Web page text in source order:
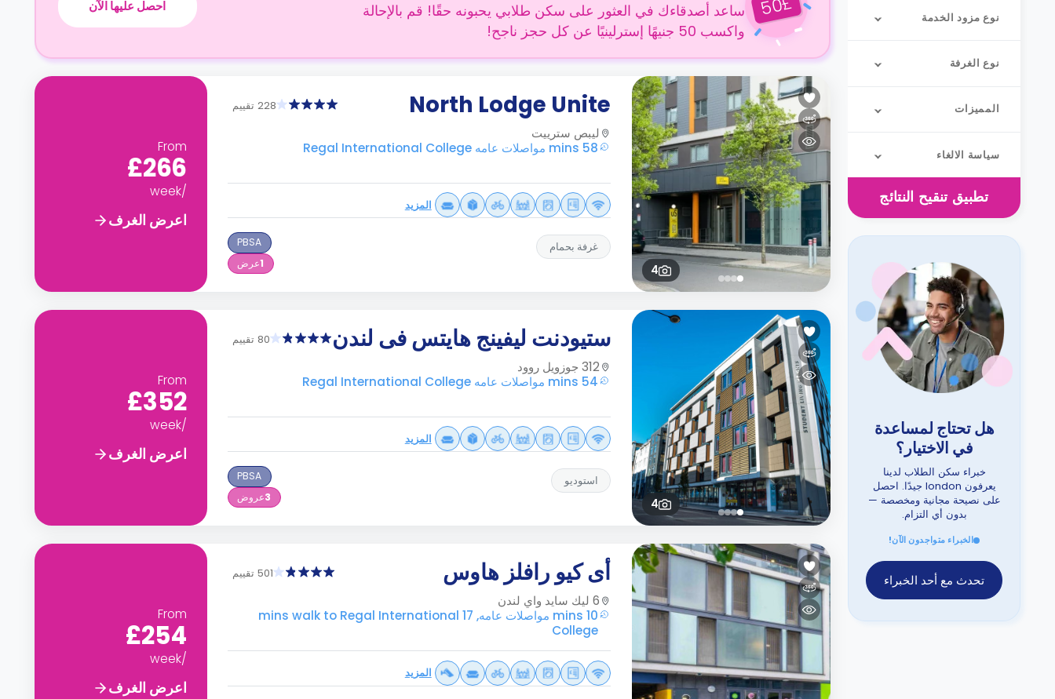
نوع مزود الخدمة
نوع الغرفة
المميزات
سياسة الالغاء
تطبيق تنقيح النتائج
هل تحتاج لمساعدة
في الاختيار؟
خبراء سكن الطلاب لدينا
يعرفون london جيدًا. احصل
على نصيحة مجانية ومخصصة —
بدون أي التزام.
الخبراء متواجدون الآن!
تحدث مع أحد الخبراء
50
ساعد أصدقاءك في العثور على سكن طلابي يحبونه حقًا! قم بالإحالة
واكسب 50 جنيهًا إسترلينيًا عن كل حجز ناجح!
احصل عليها الآن
4
North Lodge Unite 228 تقييم
ليبص سترييت
58 mins مواصلات عامه Regal International College
المزيد
غرفة بحمام
PBSA
1عرض
From
£266
/week
اعرض الغرف
4
ستيودنت ليفينج هايتس فى لندن 80 تقييم
312 جوزويل روود
54 mins مواصلات عامه Regal International College
المزيد
استوديو
PBSA
3عروض
From
£352
/week
اعرض الغرف
أى كيو رافلز هاوس 501 تقييم
6 ليك سايد واي لندن
10 mins مواصلات عامه, 17 mins walk to Regal International
College
المزيد
From
£254
/week
اعرض الغرف